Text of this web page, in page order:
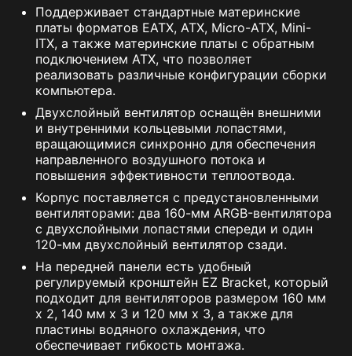
Поддерживает стандартные материнские
платы форматов EATX, ATX, Micro-ATX, Mini-
ITX, а также материнские платы с обратным
подключением ATX, что позволяет
реализовать различные конфигурации сборки
компьютера.
Двухслойный вентилятор оснащён внешними
и внутренними кольцевыми лопастями,
вращающимися синхронно для обеспечения
направленного воздушного потока и
повышения эффективности теплоотвода.
Корпус поставляется с предустановленными
вентиляторами: два 160-мм ARGB-вентилятора
с двухслойными лопастями спереди и один
120-мм двухслойный вентилятор сзади.
На передней панели есть удобный
регулируемый кронштейн EZ Bracket, который
подходит для вентиляторов размером 160 мм
x 2, 140 мм x 3 и 120 мм x 3, а также для
пластины водяного охлаждения, что
обеспечивает гибкость монтажа.